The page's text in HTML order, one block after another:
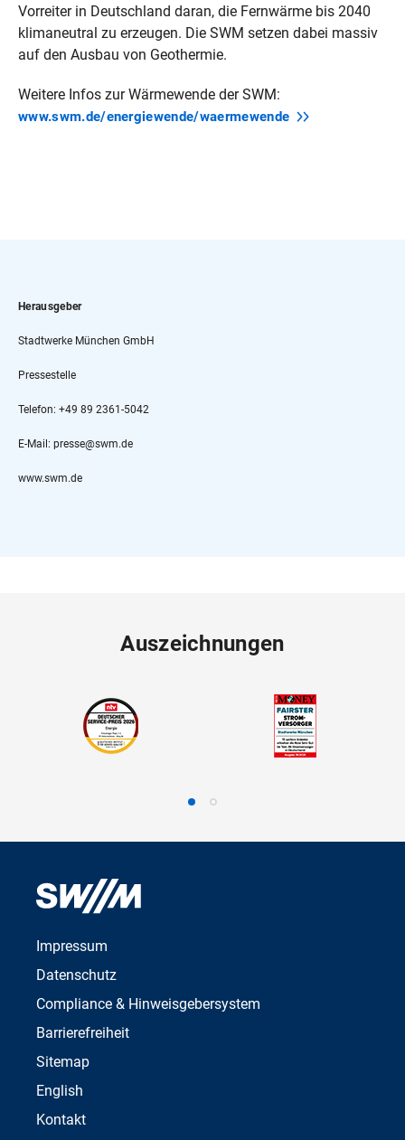
Vorreiter in Deutschland daran, die Fernwärme bis 2040
klimaneutral zu erzeugen. Die SWM setzen dabei massiv
auf den Ausbau von Geothermie.
Weitere Infos zur Wärmewende der SWM:
www.swm.de/energiewende/waermewende
Herausgeber
Stadtwerke München GmbH
Pressestelle
Telefon: +49 89 2361-5042
E-Mail: presse@swm.de
www.swm.de
Auszeichnungen
Impressum
Datenschutz
Compliance & Hinweisgebersystem
Barrierefreiheit
Sitemap
English
Kontakt